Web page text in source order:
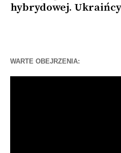
hybrydowej.
WARTE OBEJRZENIA: